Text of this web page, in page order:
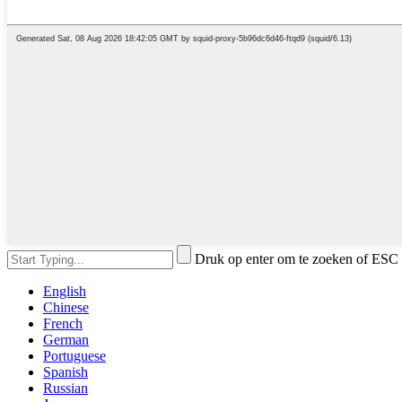
Druk op enter om te zoeken of ESC
English
Chinese
French
German
Portuguese
Spanish
Russian